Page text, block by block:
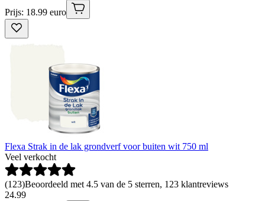
Prijs: 18.99 euro
Flexa Strak in de lak grondverf voor buiten wit 750 ml
Veel verkocht
(123)Beoordeeld met 4.5 van de 5 sterren, 123 klantreviews
24.99